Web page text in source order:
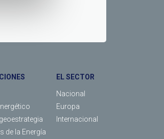
de la Energía
EL SECTOR
Nacional
Europa
Internacional